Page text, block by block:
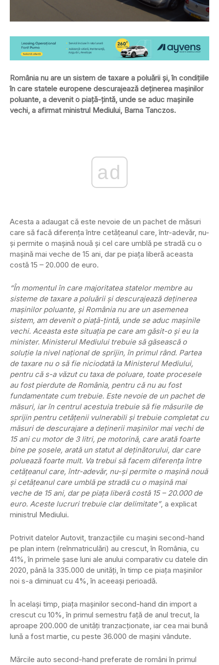
România nu are un sistem de taxare a poluării și, în condițiile
în care statele europene descurajează deţinerea maşinilor
poluante, a devenit o piaţă-ţintă, unde se aduc maşinile
vechi, a afirmat ministrul Mediului, Barna Tanczos.
ad
Acesta a adaugat că este nevoie de un pachet de măsuri
care să facă diferenţa între cetăţeanul care, într-adevăr, nu-
şi permite o maşină nouă şi cel care umblă pe stradă cu o
maşină mai veche de 15 ani, dar pe piaţa liberă aceasta
costă 15 – 20.000 de euro.
“În momentul în care majoritatea statelor membre au
sisteme de taxare a poluării şi descurajează deţinerea
maşinilor poluante, şi România nu are un asemenea
sistem, am devenit o piaţă-ţintă, unde se aduc maşinile
vechi. Aceasta este situaţia pe care am găsit-o şi eu la
minister. Ministerul Mediului trebuie să găsească o
soluţie la nivel naţional de sprijin, în primul rând. Partea
de taxare nu o să fie niciodată la Ministerul Mediului,
pentru că s-a văzut cu taxa de poluare, toate procesele
au fost pierdute de România, pentru că nu au fost
fundamentate cum trebuie. Este nevoie de un pachet de
măsuri, iar în centrul acestuia trebuie să fie măsurile de
sprijin pentru cetăţenii vulnerabili şi trebuie completat cu
măsuri de descurajare a deţinerii maşinilor mai vechi de
15 ani cu motor de 3 litri, pe motorină, care arată foarte
bine pe şosele, arată un statut al deţinătorului, dar care
poluează foarte mult. Va trebui să facem diferenţa între
cetăţeanul care, într-adevăr, nu-şi permite o maşină nouă
şi cetăţeanul care umblă pe stradă cu o maşină mai
veche de 15 ani, dar pe piaţa liberă costă 15 – 20.000 de
euro. Aceste lucruri trebuie clar delimitate”, a explicat
ministrul Mediului.
Potrivit datelor Autovit, tranzacţiile cu maşini second-hand
pe plan intern (reînmatriculări) au crescut, în România, cu
41%, în primele şase luni ale anului comparativ cu datele din
2020, până la 335.000 de unităţi, în timp ce piaţa maşinilor
noi s-a diminuat cu 4%, în aceeaşi perioadă.
În acelaşi timp, piaţa maşinilor second-hand din import a
crescut cu 10%, în primul semestru faţă de anul trecut, la
aproape 200.000 de unităţi tranzacţionate, iar cea mai bună
lună a fost martie, cu peste 36.000 de maşini vândute.
Mărcile auto second-hand preferate de români în primul